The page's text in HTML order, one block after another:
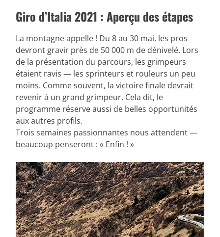
Giro d’Italia 2021 : Aperçu des étapes
La montagne appelle ! Du 8 au 30 mai, les pros
devront gravir près de 50 000 m de dénivelé. Lors
de la présentation du parcours, les grimpeurs
étaient ravis — les sprinteurs et rouleurs un peu
moins. Comme souvent, la victoire finale devrait
revenir à un grand grimpeur. Cela dit, le
programme réserve aussi de belles opportunités
aux autres profils.
Trois semaines passionnantes nous attendent —
beaucoup penseront : « Enfin ! »